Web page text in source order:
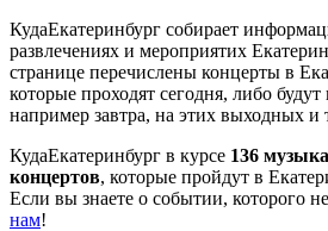
КудаЕкатеринбург собирает
развлечениях и мероприятих
странице перечислены концерты в
которые проходят сегодня, либо будут
например завтра, на этих выходных и
КудаЕкатеринбург в курсе 136
концертов, которые пройдут в
Если вы знаете о событии, которого
нам!